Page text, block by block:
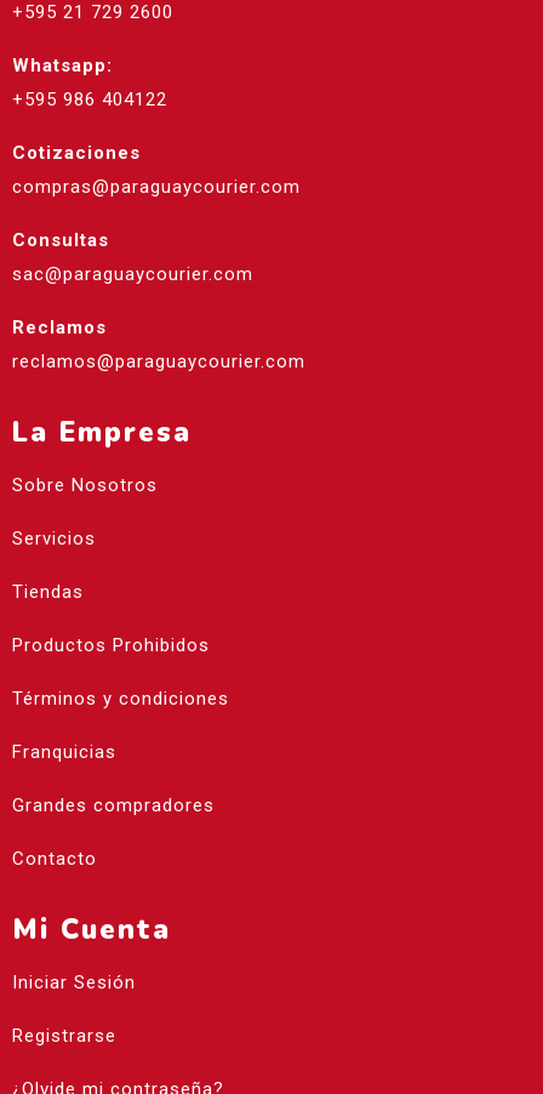
+595 21 729 2600
Whatsapp:
+595 986 404122
Cotizaciones
compras@paraguaycourier.com
Consultas
sac@paraguaycourier.com
Reclamos
reclamos@paraguaycourier.com
La Empresa
Sobre Nosotros
Servicios
Tiendas
Productos Prohibidos
Términos y condiciones
Franquicias
Grandes compradores
Contacto
Mi Cuenta
Iniciar Sesión
Registrarse
¿Olvide mi contraseña?